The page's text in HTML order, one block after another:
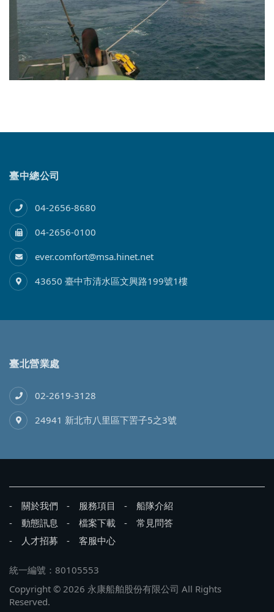
臺中總公司
04-2656-8680
04-2656-0100
ever.comfort@msa.hinet.net
43650 臺中市清水區文興路199號1樓
臺北營業處
02-2619-3128
24941 新北市八里區下罟子5之3號
關於我們 服務項目
船隊介紹
動態訊息
檔案下載
常見問答
人才招募
客服中心
統一編號：80105553
Copyright © 2026 永康船舶股份有限公司 All Rights
Reserved.